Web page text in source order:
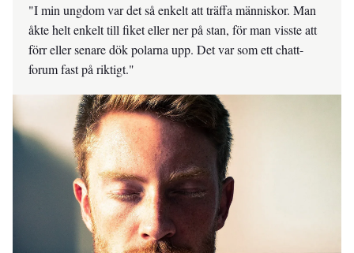
"I min ungdom var det så enkelt att träffa människor. Man
åkte helt enkelt till fiket eller ner på stan, för man visste att
förr eller senare dök polarna upp. Det var som ett chatt-
forum fast på riktigt."